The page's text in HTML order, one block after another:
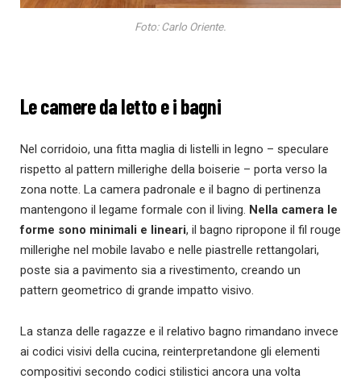
Foto: Carlo Oriente.
Le camere da letto e i bagni
Nel corridoio, una fitta maglia di listelli in legno – speculare
rispetto al pattern millerighe della boiserie – porta verso la
zona notte. La camera padronale e il bagno di pertinenza
mantengono il legame formale con il living. Nella camera le
forme sono minimali e lineari, il bagno ripropone il fil rouge
millerighe nel mobile lavabo e nelle piastrelle rettangolari,
poste sia a pavimento sia a rivestimento, creando un
pattern geometrico di grande impatto visivo.
La stanza delle ragazze e il relativo bagno rimandano invece
ai codici visivi della cucina, reinterpretandone gli elementi
compositivi secondo codici stilistici ancora una volta